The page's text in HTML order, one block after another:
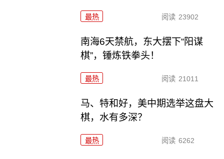
最热 阅读 23902
南海6天禁航，东大摆下“阳谋
棋”，锤炼铁拳头！
最热 阅读 21011
马、特和好，美中期选举这盘大
棋，水有多深？
最热 阅读 6262